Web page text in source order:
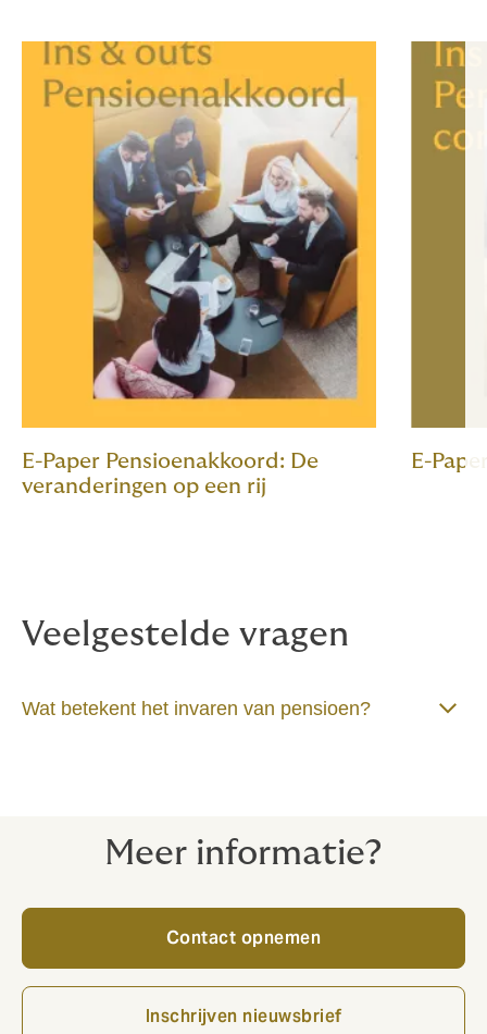
E-Paper Pensioenakkoord: De
veranderingen op een rij
E-
Veelgestelde vragen
Wat betekent het invaren van pensioen?
Meer informatie?
Contact opnemen
Inschrijven nieuwsbrief